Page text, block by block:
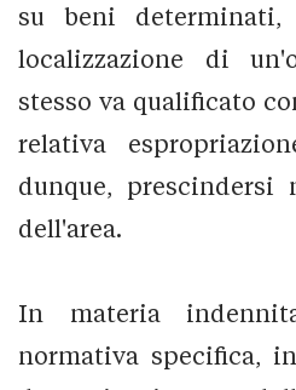
su beni
localizzazione di
stesso va qualificato
relativa
dunque, prescindersi
dell'area.
In materia
normativa specifica,